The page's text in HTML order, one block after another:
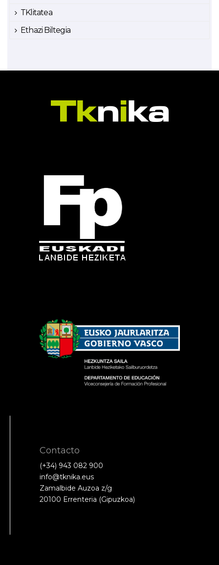
TKlitatea
Ethazi Biltegia
Contacto
(+34) 943 082 900
info@tknika.eus
Zamalbide Auzoa z/g
20100 Errenteria (Gipuzkoa)